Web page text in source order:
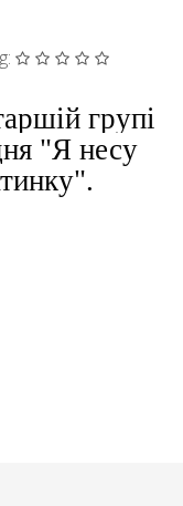
групі
"Я несу